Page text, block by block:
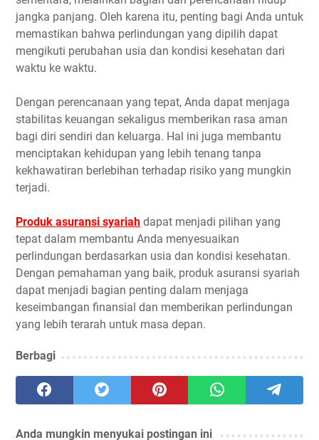
jangka panjang. Oleh karena itu, penting bagi Anda untuk
memastikan bahwa perlindungan yang dipilih dapat
mengikuti perubahan usia dan kondisi kesehatan dari
waktu ke waktu.
Dengan perencanaan yang tepat, Anda dapat menjaga
stabilitas keuangan sekaligus memberikan rasa aman
bagi diri sendiri dan keluarga. Hal ini juga membantu
menciptakan kehidupan yang lebih tenang tanpa
kekhawatiran berlebihan terhadap risiko yang mungkin
terjadi.
Produk asuransi syariah dapat menjadi pilihan yang
tepat dalam membantu Anda menyesuaikan
perlindungan berdasarkan usia dan kondisi kesehatan.
Dengan pemahaman yang baik, produk asuransi syariah
dapat menjadi bagian penting dalam menjaga
keseimbangan finansial dan memberikan perlindungan
yang lebih terarah untuk masa depan.
Berbagi
Anda mungkin menyukai postingan ini